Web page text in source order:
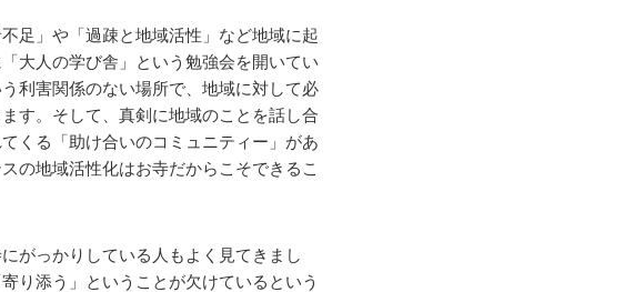
足」や「過疎と地域活性」など地域に起
大人の学び舎」という勉強会を開いてい
利害関係のない場所で、地域に対して必
す。そして、真剣に地域のことを話し合
くる「助け合いのコミュニティー」があ
の地域活性化はお寺だからこそできるこ
がっかりしている人もよく見てきまし
り添う」ということが欠けているという